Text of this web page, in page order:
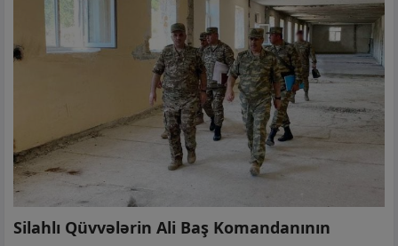
Silahlı Qüvvələrin Ali Baş Komandanının